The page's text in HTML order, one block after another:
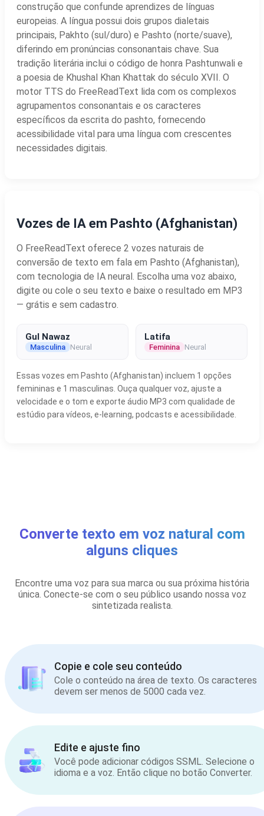
construção que confunde aprendizes de línguas
europeias. A língua possui dois grupos dialetais
principais, Pakhto (sul/duro) e Pashto (norte/suave),
diferindo em pronúncias consonantais chave. Sua
tradição literária inclui o código de honra Pashtunwali e
a poesia de Khushal Khan Khattak do século XVII. O
motor TTS do FreeReadText lida com os complexos
agrupamentos consonantais e os caracteres
específicos da escrita do pashto, fornecendo
acessibilidade vital para uma língua com crescentes
necessidades digitais.
Vozes de IA em Pashto (Afghanistan)
O FreeReadText oferece 2 vozes naturais de
conversão de texto em fala em Pashto (Afghanistan),
com tecnologia de IA neural. Escolha uma voz abaixo,
digite ou cole o seu texto e baixe o resultado em MP3
— grátis e sem cadastro.
Gul Nawaz
Masculina Neural
Latifa
Feminina Neural
Essas vozes em Pashto (Afghanistan) incluem 1 opções
femininas e 1 masculinas. Ouça qualquer voz, ajuste a
velocidade e o tom e exporte áudio MP3 com qualidade de
estúdio para vídeos, e-learning, podcasts e acessibilidade.
Converte texto em voz natural com
alguns cliques
Encontre uma voz para sua marca ou sua próxima história
única. Conecte-se com o seu público usando nossa voz
sintetizada realista.
Copie e cole seu conteúdo
Cole o conteúdo na área de texto. Os caracteres
devem ser menos de 5000 cada vez.
Edite e ajuste fino
Você pode adicionar códigos SSML. Selecione o
idioma e a voz. Então clique no botão Converter.